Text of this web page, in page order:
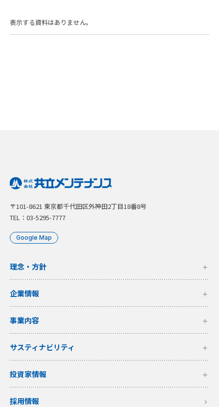
表示する資料はありません。
〒101-8621 東京都千代田区外神田2丁目18番8号
TEL：03-5295-7777
Google Map
理念・方針
企業情報
事業内容
サスティナビリティ
投資家情報
採用情報